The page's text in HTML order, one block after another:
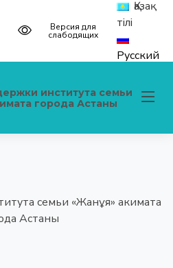
Версия для
слабодящих
Қазақ
тілі
Русский
института семьи
города Астаны
семьи «Жанұя» акимата
Астаны